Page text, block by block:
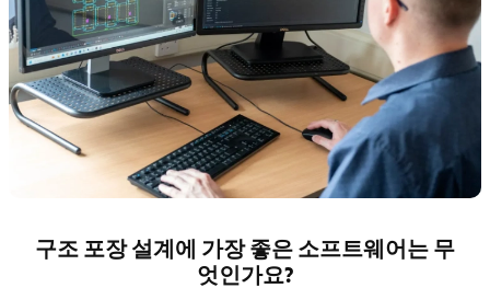
구조 포장 설계에 가장 좋은 소프트웨어는 무
엇인가요?